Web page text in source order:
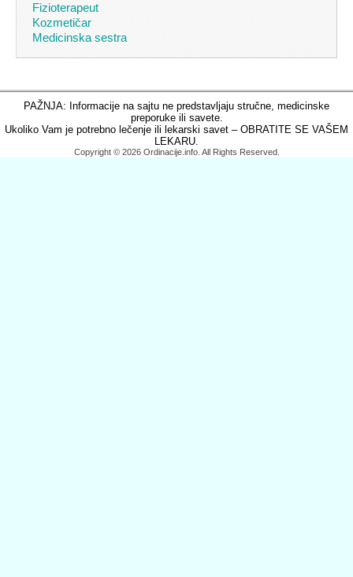
Fizioterapeut
Kozmetičar
Medicinska sestra
PAŽNJA: Informacije na sajtu ne predstavljaju stručne, medicinske
preporuke ili savete.
Ukoliko Vam je potrebno lečenje ili lekarski savet – OBRATITE SE VAŠEM
LEKARU.
Copyright © 2026 Ordinacije.info. All Rights Reserved.